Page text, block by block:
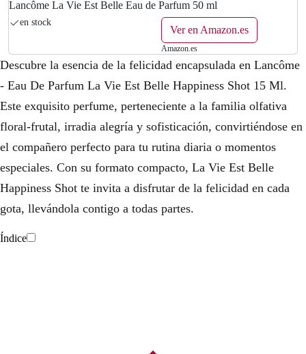
Lancôme La Vie Est Belle Eau de Parfum 50 ml
en stock
Ver en Amazon.es
Amazon.es
Descubre la esencia de la felicidad encapsulada en Lancôme
- Eau De Parfum La Vie Est Belle Happiness Shot 15 Ml.
Este exquisito perfume, perteneciente a la familia olfativa
floral-frutal, irradia alegría y sofisticación, convirtiéndose en
el compañero perfecto para tu rutina diaria o momentos
especiales. Con su formato compacto, La Vie Est Belle
Happiness Shot te invita a disfrutar de la felicidad en cada
gota, llevándola contigo a todas partes.
Índice